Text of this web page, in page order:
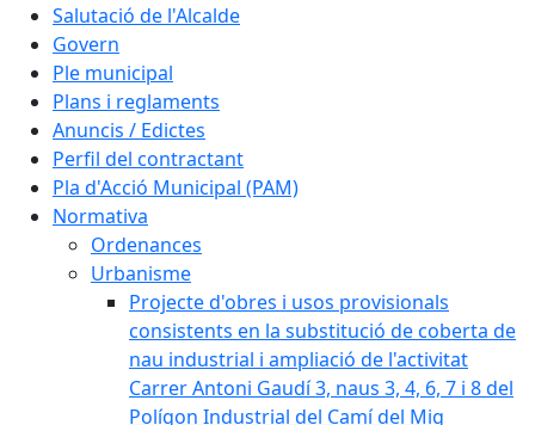
Salutació de l'Alcalde
Govern
Ple municipal
Plans i reglaments
Anuncis / Edictes
Perfil del contractant
Pla d'Acció Municipal (PAM)
Normativa
Ordenances
Urbanisme
Projecte d'obres i usos provisionals
consistents en la substitució de coberta de
nau industrial i ampliació de l'activitat
Carrer Antoni Gaudí 3, naus 3, 4, 6, 7 i 8 del
Polígon Industrial del Camí del Mig